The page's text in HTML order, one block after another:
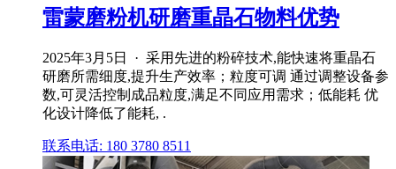
雷蒙磨粉机研磨重晶石物料优势
2025年3月5日 · 采用先进的粉碎技术,能快速将重晶石
研磨所需细度,提升生产效率；粒度可调 通过调整设备参
数,可灵活控制成品粒度,满足不同应用需求；低能耗 优
化设计降低了能耗, .
联系电话: 180 3780 8511